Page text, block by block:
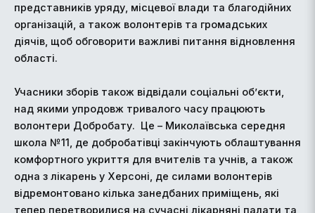
представників уряду, місцевої влади та благодійних
організацій, а також волонтерів та громадських
діячів, щоб обговорити важливі питання відновлення
області.
Учасники зборів також відвідали соціальні об’єкти,
над якими упродовж тривалого часу працюють
волонтери Добробату. Це – Миколаївська середня
школа №11, де добробатівці закінчують облаштування
комфортного укриття для вчителів та учнів, а також
одна з лікарень у Херсоні, де силами волонтерів
відремонтовано кілька занедбаних приміщень, які
тепер перетворилися на сучасні лікарняні палати та